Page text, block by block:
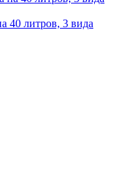
40 литров, 3 вида